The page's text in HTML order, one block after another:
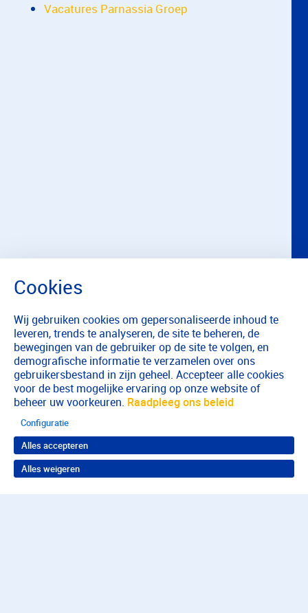
Vacatures Parnassia Groep
Wij gebruiken cookies om gepersonaliseerde inhoud te
leveren, trends te analyseren, de site te beheren, de
bewegingen van de gebruiker op de site te volgen, en
demografische informatie te verzamelen over ons
gebruikersbestand in zijn geheel. Accepteer alle cookies
voor de best mogelijke ervaring op onze website of
beheer uw voorkeuren. Raadpleeg ons beleid
Configuratie
Alles accepteren
Alles weigeren